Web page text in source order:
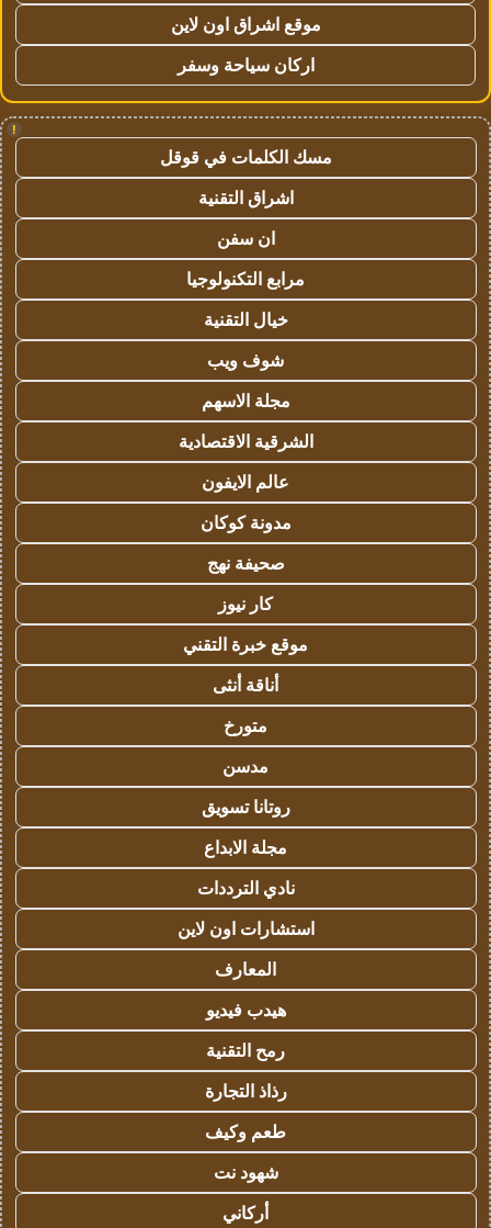
موقع اشراق اون لاين
اركان سياحة وسفر
!
مسك الكلمات في قوقل
اشراق التقنية
ان سفن
مرابع التكنولوجيا
خيال التقنية
شوف ويب
مجلة الاسهم
الشرقية الاقتصادية
عالم الايفون
مدونة كوكان
صحيفة نهج
كار نيوز
موقع خبرة التقني
أناقة أنثى
متورخ
مدسن
روتانا تسويق
مجلة الابداع
نادي الترددات
استشارات اون لاين
المعارف
هيدب فيديو
رمح التقنية
رذاذ التجارة
طعم وكيف
شهود نت
أركاني